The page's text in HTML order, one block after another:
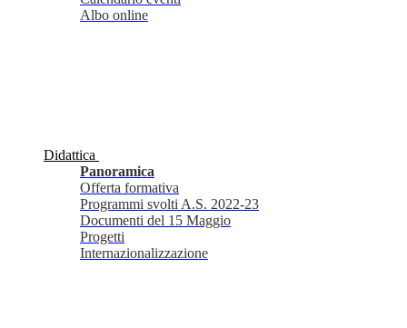
Albo online
Didattica
Panoramica
Offerta formativa
Programmi svolti A.S. 2022-23
Documenti del 15 Maggio
Progetti
Internazionalizzazione